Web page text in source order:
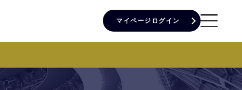
マイページログイン